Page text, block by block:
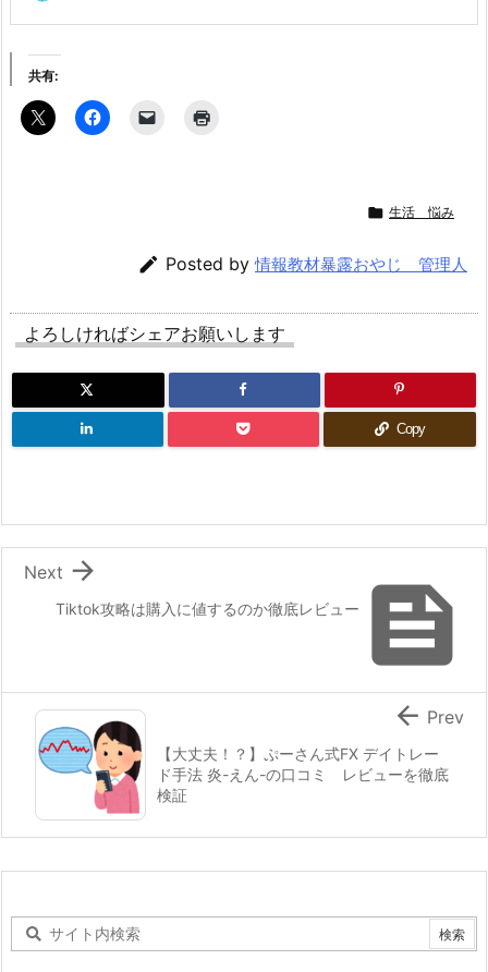
共有:
 生活 悩み
 Posted by情報教材暴露おやじ 管理人
よろしければシェアお願いします
Copy

Tiktok攻略は購入に値するのか徹底レビュー

Next
【大丈夫！？】ぷーさん式FX デイトレー
ド手法 炎-えん-の口コミ レビューを徹底
検証
 Prev